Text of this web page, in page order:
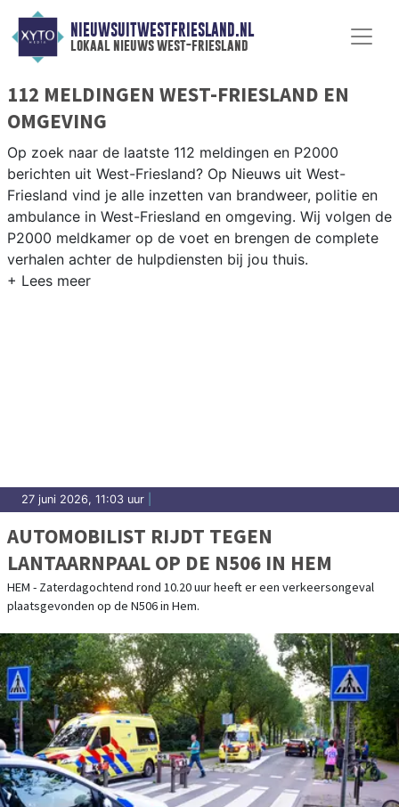
NIEUWSUITWESTFRIESLAND.NL
lokaal nieuws west-friesland
112 MELDINGEN WEST-FRIESLAND EN
OMGEVING
Op zoek naar de laatste 112 meldingen en P2000
berichten uit West-Friesland? Op Nieuws uit West-
Friesland vind je alle inzetten van brandweer, politie en
ambulance in West-Friesland en omgeving. Wij volgen de
P2000 meldkamer op de voet en brengen de complete
verhalen achter de hulpdiensten bij jou thuis.
27 juni 2026, 11:03 uur
AUTOMOBILIST RIJDT TEGEN
LANTAARNPAAL OP DE N506 IN HEM
HEM - Zaterdagochtend rond 10.20 uur heeft er een verkeersongeval
plaatsgevonden op de N506 in Hem.